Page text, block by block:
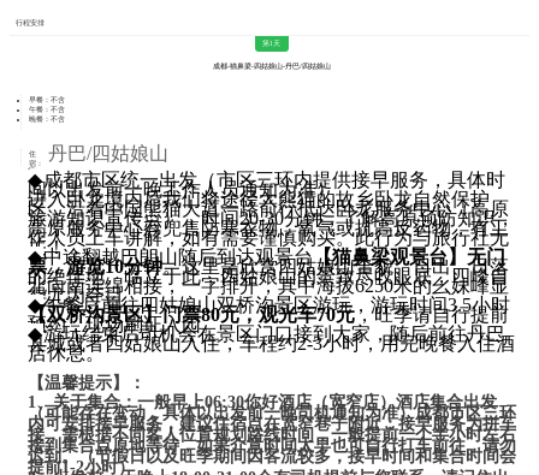
行程安排
第1天
成都-猫鼻梁-四姑娘山-丹巴/四姑娘山
早餐：不含
午餐：不含
晚餐：不含
住
宿：
丹巴/四姑娘山
行
程：
◆成都市区统一出发（市区三环内提供接早服务，具体时
间以出发前一晚工作人员通知为准）
进入卧龙境内后我们将途径大熊猫的故乡卧龙自然保护
区，沿着中国熊猫大道一路前行抵达卧龙服务中心（高原
旅游知识宣传点），时间20-30分钟，了解高原预防知识，
高原服务中心有兜售防寒衣物，氧气或抗高反药物，有工
作人员上车讲解，如有需要谨慎购买。此行为与旅行社无
关！，
◆中途翻越巴朗山随后到达观景台【猫鼻梁观景台】无门
票，游览10分钟。这里是欣赏四姑娘山全貌、日出、日落
的绝佳地。临立于此，四姑娘山的景致尽收眼底，四峰自
北向南连绵相接，一字排开，其中海拔6250米的幺妹峰显
得尤为夺目
◆午餐后前往四姑娘山双桥沟景区游玩，游玩时间3.5小时
【双桥沟景区】门票80元，观光车70元 ，旺季请自行提前
预约，现场刷证入园。
◆游玩结束后司机会在景区门口接到大家，随后前往丹巴
县城或者四姑娘山入住，车程约2-3小时，用完晚餐入住酒
店休息。
【温馨提示】：
1、关于集合：一般早上06:30你好酒店（宽窄店）酒店集合出发
（可能存在变动，具体以出发前一晚司机通知为准）成都市区三环
内可安排接早服务，建议住宿点在宽窄巷子附近；接早服务为拼车
接，需根据不同客人位置规划路线时间，一般提前一个半小时左右
接到集合点原地等待，如果介意时间太早也可自行打车前往，请勿
迟到。（节假日以及旺季期间因客流较多，接早时间和集合时间会
提前1-2小时）